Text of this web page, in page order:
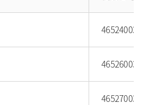
46524003
46526003
46527003